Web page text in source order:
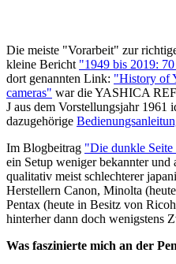
Die meiste "Vorarbeit" zur
kleine Bericht "1949 bis 2019: 70
dort genannten Link: "History of
cameras" war die YASHICA
J aus dem Vorstellungsjahr
dazugehörige
Im Blogbeitrag "Die dunkle Seite
ein Setup weniger bekannter und
qualitativ meist schlechterer
Herstellern Canon, Minolta
Pentax (heute in Besitz von
hinterher dann doch wenigstens
Was faszinierte mich an der